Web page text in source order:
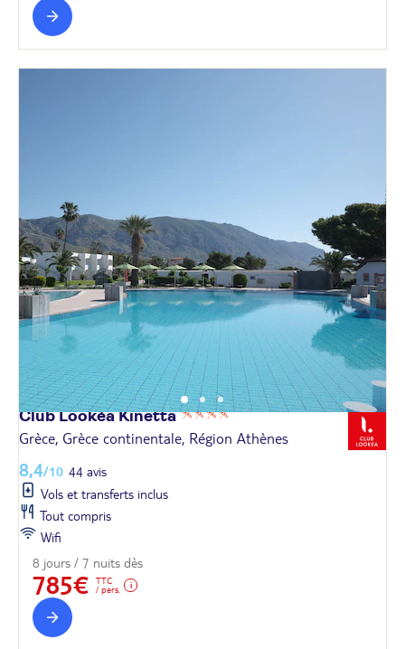
Club LookéaKinetta
Grèce, Grèce continentale, Région Athènes
8,4/10 44 avis
Vols et transferts inclus
Tout compris
Wifi
8 jours / 7 nuits dès
785€
TTC
/ pers.